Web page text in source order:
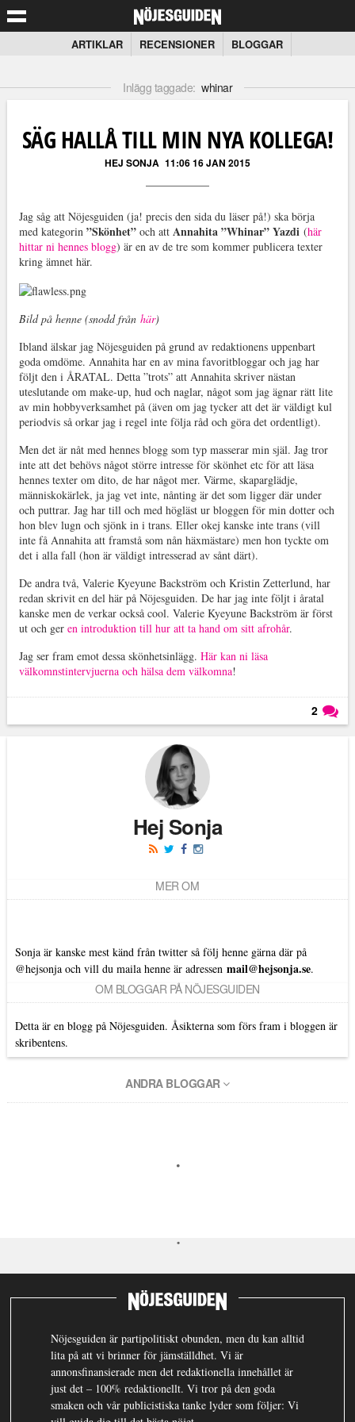
ARTIKLAR RECENSIONER BLOGGAR
Inlägg taggade: whinar
SÄG HALLÅ TILL MIN NYA KOLLEGA!
HEJ SONJA 11:06 16 JAN 2015
Jag såg att Nöjesguiden (ja! precis den sida du läser på!) ska börja
med kategorin ”Skönhet”och att Annahita ”Whinar” Yazdi(här
hittar ni hennes blogg) är en av de tre som kommer publicera texter
kring ämnet här.
Bild på henne (snodd från här)
Ibland älskar jag Nöjesguiden på grund av redaktionens uppenbart
goda omdöme. Annahita har en av mina favoritbloggar och jag har
följt den i ÅRATAL. Detta ”trots” att Annahita skriver nästan
uteslutande om make-up, hud och naglar, något som jag ägnar rätt lite
av min hobbyverksamhet på (även om jag tycker att det är väldigt kul
periodvis så orkar jag i regel inte följa råd och göra det ordentligt).
Men det är nåt med hennes blogg som typ masserar min själ. Jag tror
inte att det behövs något större intresse för skönhet etc för att läsa
hennes texter om dito, de har något mer. Värme, skaparglädje,
människokärlek, ja jag vet inte, nånting är det som ligger där under
och puttrar. Jag har till och med högläst ur bloggen för min dotter och
hon blev lugn och sjönk in i trans. Eller okej kanske inte trans (vill
inte få Annahita att framstå som nån häxmästare) men hon tyckte om
det i alla fall (hon är väldigt intresserad av sånt därt).
De andra två, Valerie Kyeyune Backström och Kristin Zetterlund, har
redan skrivit en del här på Nöjesguiden. De har jag inte följt i åratal
kanske men de verkar också cool. Valerie Kyeyune Backström är först
ut och ger en introduktion till hur att ta hand om sitt afrohår.
Jag ser fram emot dessa skönhetsinlägg. Här kan ni läsa
välkomnstintervjuerna och hälsa dem välkomna!
2
Hej Sonja
MER OM
Sonja är kanske mest känd från twitter så följ henne gärna där på
@hejsonjaoch vill du maila henne är adressen mail@hejsonja.se.
OM BLOGGAR PÅ NÖJESGUIDEN
Detta är en blogg på Nöjesguiden. Åsikterna som förs fram i bloggen är
skribentens.
ANDRA BLOGGAR
Nöjesguiden är partipolitiskt obunden, men du kan alltid
lita på att vi brinner för jämställdhet. Vi är
annonsfinansierade men det redaktionella innehållet är
just det – 100% redaktionellt. Vi tror på den goda
smaken och vår publicistiska tanke lyder som följer: Vi